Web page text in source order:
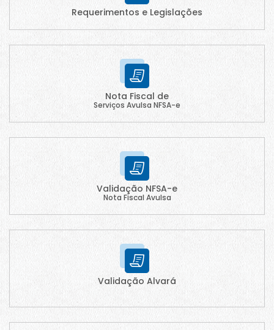
Requerimentos e Legislações
Nota Fiscal de
Serviços Avulsa NFSA-e
Validação NFSA-e
Nota Fiscal Avulsa
Validação Alvará